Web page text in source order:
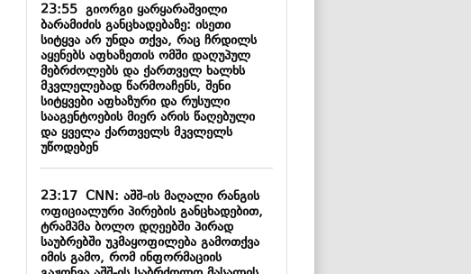
23:55გიორგი ყარყარაშვილი
ბარამიძის განცხადებაზე: ისეთი
სიტყვა არ უნდა თქვა, რაც ჩრდილს
აყენებს აფხაზეთის ომში დაღუპულ
მებრძოლებს და ქართველ ხალხს
მკვლელებად წარმოაჩენს, შენი
სიტყვები აფხაზური და რუსული
სააგენტოების მიერ არის წაღებული
და ყველა ქართველს მკვლელს
უწოდებენ
23:17CNN: აშშ-ის მაღალი რანგის
ოფიციალური პირების განცხადებით,
ტრამპმა ბოლო დღეებში პირად
საუბრებში უკმაყოფილება გამოთქვა
იმის გამო, რომ ინფორმაციის